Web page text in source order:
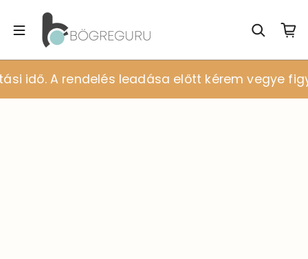
A rendelés leadása előtt kérem vegye